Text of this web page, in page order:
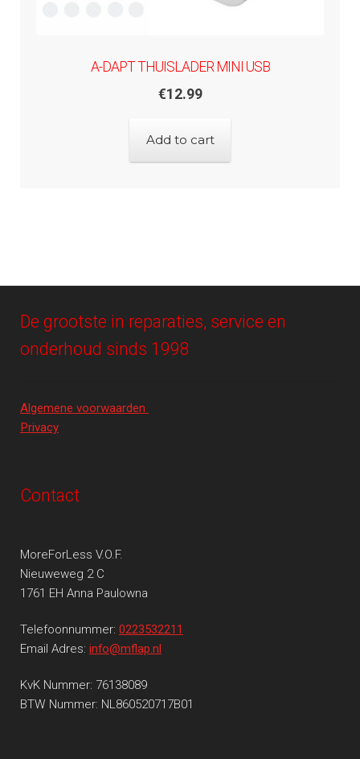
A-DAPT THUISLADER MINI USB
€12.99
Add to cart
De grootste in reparaties, service en
onderhoud sinds 1998
Algemene voorwaarden
Privacy
Contact
MoreForLess V.O.F.
Nieuweweg 2 C
1761 EH Anna Paulowna
Telefoonnummer: 0223532211
Email Adres: info@mflap.nl
KvK Nummer: 76138089
BTW Nummer: NL860520717B01